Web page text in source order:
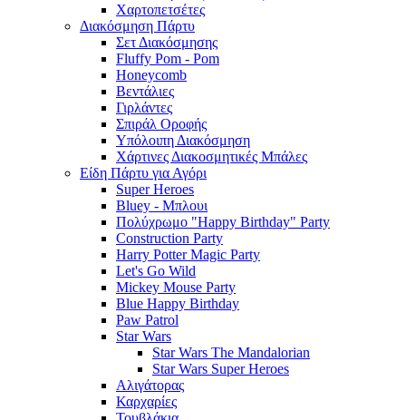
Χαρτοπετσέτες
Διακόσμηση Πάρτυ
Σετ Διακόσμησης
Fluffy Pom - Pom
Honeycomb
Βεντάλιες
Γιρλάντες
Σπιράλ Οροφής
Υπόλοιπη Διακόσμηση
Χάρτινες Διακοσμητικές Μπάλες
Είδη Πάρτυ για Αγόρι
Super Heroes
Bluey - Μπλουι
Πολύχρωμο "Happy Birthday" Party
Construction Party
Harry Potter Magic Party
Let's Go Wild
Mickey Mouse Party
Blue Happy Birthday
Paw Patrol
Star Wars
Star Wars The Mandalorian
Star Wars Super Heroes
Αλιγάτορας
Καρχαρίες